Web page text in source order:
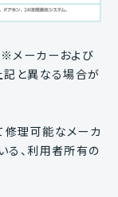
メーカーおよび
記と異なる場合が
理可能なメーカ
る、利用者所有の